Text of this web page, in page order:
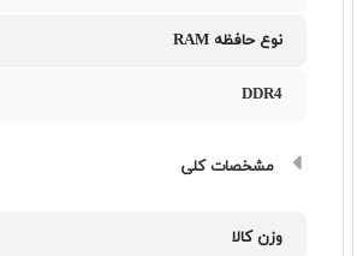
نوع حافظه RAM
DDR4
مشخصات کلی
وزن کالا